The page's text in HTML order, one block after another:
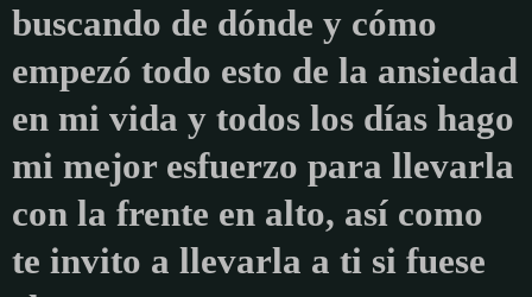
buscando de dónde y cómo
empezó todo esto de la ansiedad
en mi vida y todos los días hago
mi mejor esfuerzo para llevarla
con la frente en alto, así como
te invito a llevarla a ti si fuese